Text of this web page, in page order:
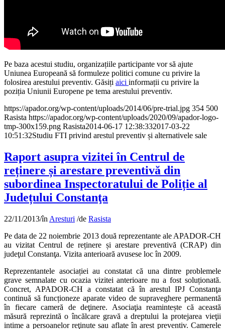
Pe baza acestui studiu, organizațiile participante vor să ajute
Uniunea Europeană să formuleze politici comune cu privire la
folosirea arestului preventiv. Găsiți aici informații cu privire la
poziția Uniunii Europene pe tema arestului preventiv.
https://apador.org/wp-content/uploads/2014/06/pre-trial.jpg 354 500
Rasista https://apador.org/wp-content/uploads/2020/09/apador-logo-
tmp-300x159.png Rasista2014-06-17 12:38:332017-03-22
10:51:32Studiu FTI privind arestul preventiv și alternativele sale
Raport asupra vizitei în Centrul de
reținere și arestare preventivă din
subordinea Inspectoratului de Poliție al
Județului Constanţa
22/11/2013/în Aresturi /de Rasista
Pe data de 22 noiembrie 2013 două reprezentante ale APADOR-CH
au vizitat Centrul de reținere și arestare preventivă (CRAP) din
judeţul Constanţa. Vizita anterioară avusese loc în 2009.
Reprezentantele asociației au constatat că una dintre problemele
grave semnalate cu ocazia vizitei anterioare nu a fost soluționată.
Concret, APADOR-CH a constatat că în arestul IPJ Constanţa
continuă să funcționeze aparate video de supraveghere permanentă
în fiecare cameră de deţinere. Asociaţia reamintește că această
măsură reprezintă o încălcare gravă a dreptului la protejarea vieţii
intime a persoanelor reţinute sau aflate în arest preventiv. Camerele